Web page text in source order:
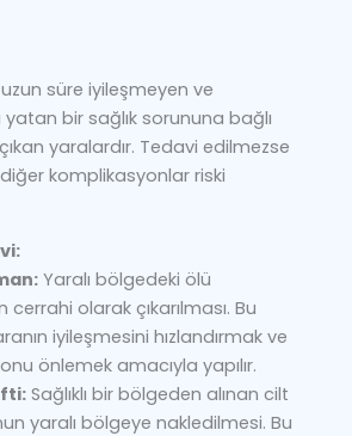
süre iyileşmeyen ve
bir sağlık sorununa bağlı
yaralardır. Tedavi edilmezse
komplikasyonlar riski
Yaralı bölgedeki ölü
cerrahi olarak çıkarılması. Bu
iyileşmesini hızlandırmak ve
önlemek amacıyla yapılır.
Sağlıklı bir bölgeden alınan cilt
yaralı bölgeye nakledilmesi. Bu